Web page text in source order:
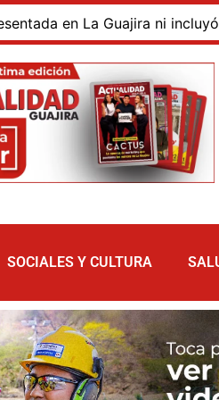
al departamento,
SOCIALES Y CULTURA